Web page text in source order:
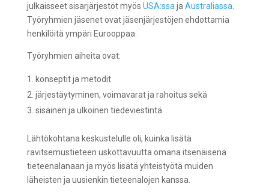
julkaisseet sisarjärjestöt myös USA:ssa ja Australiassa
Työryhmien jäsenet ovat jäsenjärjestöjen ehdottamia
henkilöitä ympäri Eurooppaa.
Työryhmien aiheita ovat:
konseptit ja metodit
järjestäytyminen, voimavarat ja rahoitus sekä
sisäinen ja ulkoinen tiedeviestintä
Lähtökohtana keskustelulle oli, kuinka lisätä
ravitsemustieteen uskottavuutta omana itsenäisenä
tieteenalanaan ja myös lisätä yhteistyötä muiden
läheisten ja uusienkin tieteenalojen kanssa.